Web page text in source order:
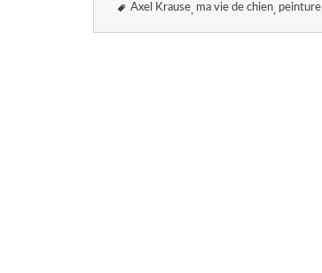
Axel Krause ma vie de chien peinture